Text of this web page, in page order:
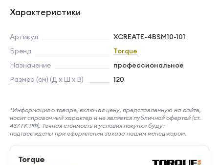
Характеристики
Артикул
XCREATE-4BSM10-101
Бренд
Torque
Назначение
профессиональное
Размер (см) (Д х Ш х В)
120
*Информация о товаре, включая цену, представленную на сайте,
носит справочный характер и не является публичной офертой (ст.
437 ГК РФ). Точная стоимость и условия покупки будут
подтверждены при оформлении заказа нашим менеджером.
Torque